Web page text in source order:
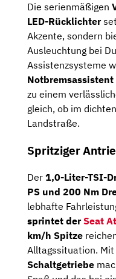
Die serienmäßigen
LED-Rücklichter
Akzente, sondern
Ausleuchtung bei
Assistenzsysteme
zu einem
gleich, ob im
Landstraße.
Spritziger
Der 1,0-Liter-TSI-
PS und 200 Nm
lebhafte
sprintet derSeat
km/h Spitze
Alltagssituation. Mit
Schaltgetriebe